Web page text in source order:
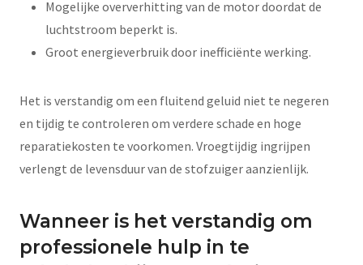
Mogelijke oververhitting van de motor doordat de
luchtstroom beperkt is.
Groot energieverbruik door inefficiënte werking.
Het is verstandig om een fluitend geluid niet te negeren
en tijdig te controleren om verdere schade en hoge
reparatiekosten te voorkomen. Vroegtijdig ingrijpen
verlengt de levensduur van de stofzuiger aanzienlijk.
Wanneer is het verstandig om
professionele hulp in te